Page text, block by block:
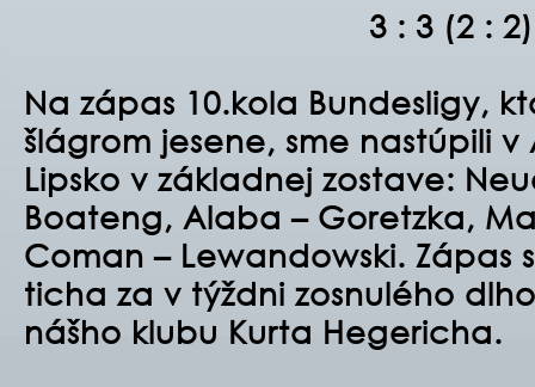
3 : 3 (2 : 2)
Na zápas 10.kola Bundesligy,
šlágrom jesene, sme nastúpili v
Lipsko v základnej zostave:
Boateng, Alaba – Goretzka,
Coman – Lewandowski. Zápas
ticha za v týždni zosnulého
nášho klubu Kurta Hegericha.